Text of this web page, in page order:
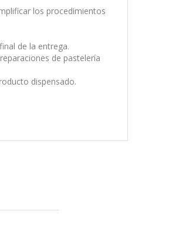
los procedimientos
de la entrega.
de pastelería
dispensado.